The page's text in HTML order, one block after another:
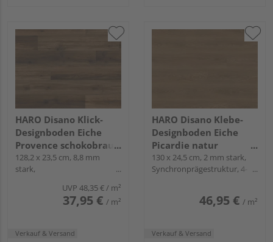
HARO Disano Klick-
Designboden Eiche
Provence schokobraun
Landhausdiele -
LifeAqua
128,2 x 23,5 cm, 8,8 mm
stark,
seitig, Fold-Down
UVP 48,35 €/ m²
37,95 € / m²
Verkauf & Versand
HARO Disano Klebe-
Designboden Eiche
Picardie natur
Landhausdiele -
Project
130 x 24,5 cm, 2 mm stark,
Synchronprägestruktur, 4-
46,95 € / m²
Verkauf & Versand